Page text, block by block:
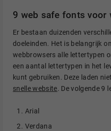
9 web safe fonts voor
Er bestaan duizenden
doeleinden. Het is belangrijk
webbrowsers alle lettertypen
een aantal lettertypen in het
kunt gebruiken. Deze laden
snelle website. De volgende 9
Arial
Verdana